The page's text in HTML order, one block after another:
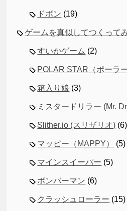
ドボン (19)
ゲームを真似してつくって
すいかゲーム (2)
POLAR STAR（ポーラ
箱入り娘 (3)
ミスタードリラー (Mr.
Slither.io (スリザリオ) (6)
マッピー（MAPPY） (5)
マインスイーパー (5)
ボンバーマン (6)
クラッシュローラー (15)